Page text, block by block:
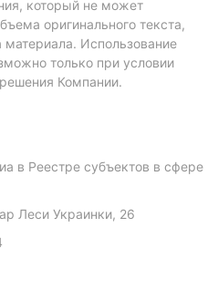
который не может
оригинального текста,
материала. Использование
только при условии
Компании.
в Реестре субъектов в сфере
Леси Украинки, 26